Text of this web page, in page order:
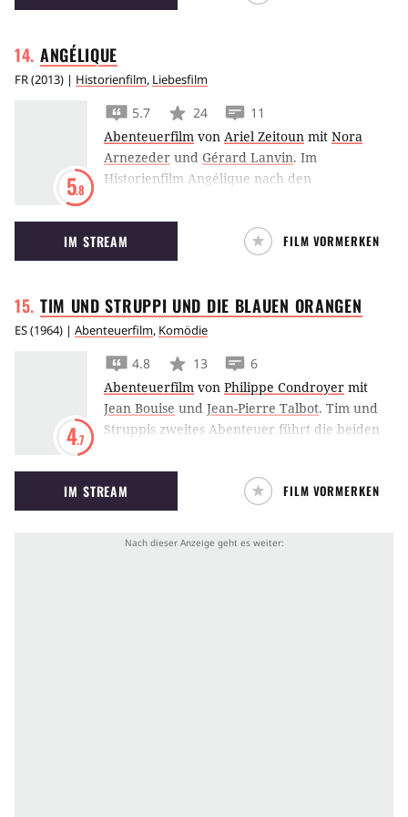
ANGÉLIQUE
FR(2013) | Historienfilm, Liebesfilm
5.8
5.7 24
11
Abenteuerfilm von Ariel Zeitoun mit Nora
Arnezeder und Gérard Lanvin. Im
Historienfilm Angélique nach den
Golon kämpft die schöne und freiheitsliebende
Angélique gegen finstere Intrigen im
Frankreich des 17. Jahrhundert.
IM STREAM FILM VORMERKEN
TIM UND STRUPPI UND DIE BLAUEN ORANGEN
ES(1964) | Abenteuerfilm, Komödie
4.7
4.8 13
6
Abenteuerfilm von Philippe Condroyer mit
Jean Bouise und Jean-Pierre Talbot. Tim und
Struppis zweites Abenteuer führt die beiden
Wissenschaftler Professor Zalamea besuchen.
Dieser entwickelt gerade eine blaue Orange,
die in der Lage sein soll, in der Wüste zu
befreundeter Professor spurlos verschwinden,
IM STREAM FILM VORMERKEN